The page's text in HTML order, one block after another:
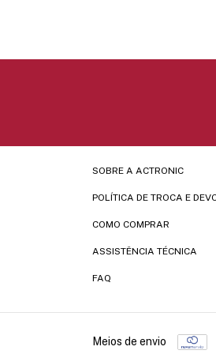
SOBRE A ACTRONIC
POLÍTICA DE TROCA E
COMO COMPRAR
ASSISTÊNCIA TÉCNICA
FAQ
Meios de envio